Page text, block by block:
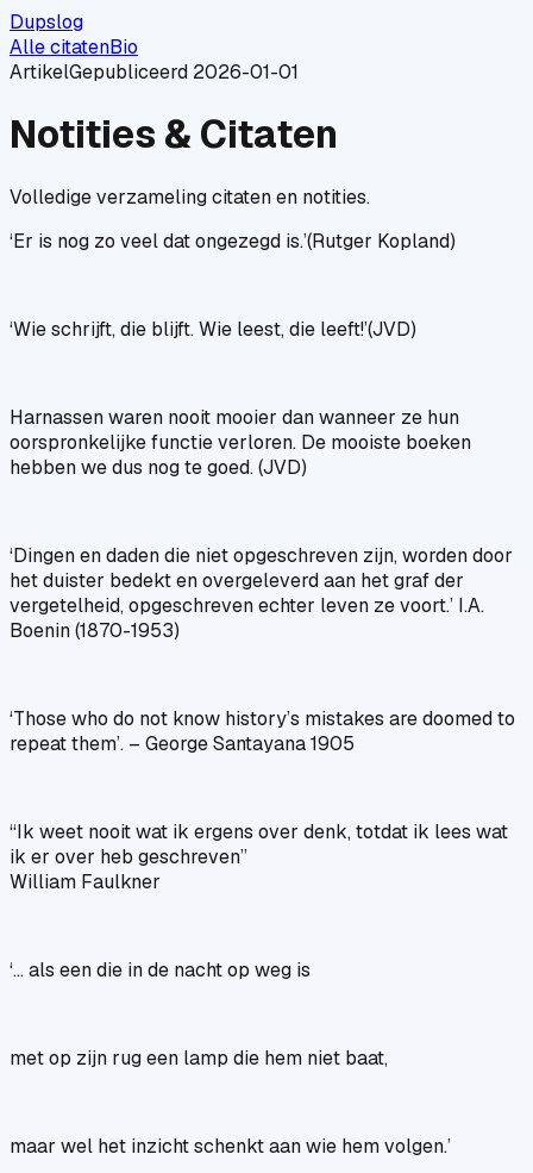
Dupslog
Alle citatenBio
ArtikelGepubliceerd 2026-01-01
Notities & Citaten
Volledige verzameling citaten en notities.
‘Er is nog zo veel dat ongezegd is.’(Rutger Kopland)
‘Wie schrijft, die blijft. Wie leest, die leeft!’(JVD)
Harnassen waren nooit mooier dan wanneer ze hun
oorspronkelijke functie verloren. De mooiste boeken
hebben we dus nog te goed. (JVD)
‘Dingen en daden die niet opgeschreven zijn, worden door
het duister bedekt en overgeleverd aan het graf der
vergetelheid, opgeschreven echter leven ze voort.’ I.A.
Boenin (1870-1953)
‘Those who do not know history’s mistakes are doomed to
repeat them’. – George Santayana 1905
“Ik weet nooit wat ik ergens over denk, totdat ik lees wat
ik er over heb geschreven”
William Faulkner
‘... als een die in de nacht op weg is
met op zijn rug een lamp die hem niet baat,
maar wel het inzicht schenkt aan wie hem volgen.’